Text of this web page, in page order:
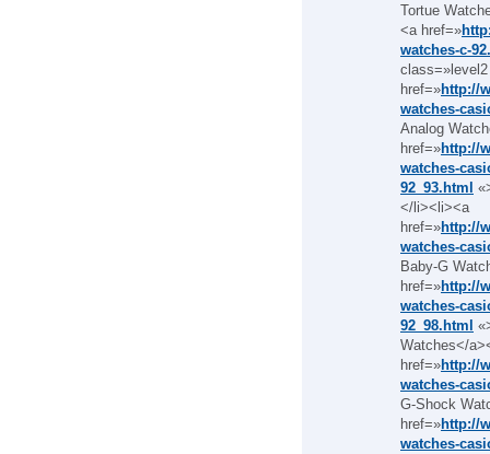
Tortue
<a href=»
watches-c-
href=»http://
watches-
Analog
href=»http://
watches-
92_93.html
</li><li><a
href=»http://
watches-
Baby-G
href=»http://
watches-
92_98.html
Watches</
href=»http://
watches-
G-Shock
href=»http://
watches-